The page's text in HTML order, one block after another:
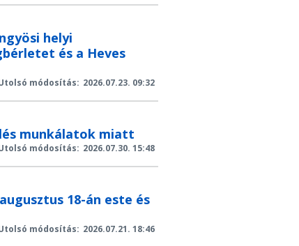
helyi
és a Heves
módosítás: 2026.07.23. 09:32
munkálatok miatt
módosítás: 2026.07.30. 15:48
18-án este és
módosítás: 2026.07.21. 18:46